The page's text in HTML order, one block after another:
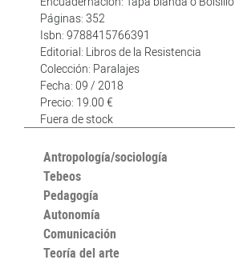
Páginas: 352
Isbn: 9788415766391
Editorial: Libros de la Resistencia
Colección: Paralajes
Fecha: 09 / 2018
Precio: 19.00 €
Fuera de stock
Antropología/sociología
Tebeos
Pedagogía
Autonomía
Comunicación
Teoría del arte